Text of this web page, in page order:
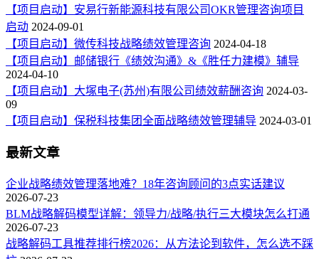
【项目启动】安易行新能源科技有限公司OKR管理咨询项目
启动 2024-09-01
【项目启动】微传科技战略绩效管理咨询 2024-04-18
【项目启动】邮储银行《绩效沟通》&《胜任力建模》辅导
2024-04-10
【项目启动】大塚电子(苏州)有限公司绩效薪酬咨询 2024-03-
09
【项目启动】保税科技集团全面战略绩效管理辅导 2024-03-01
最新文章
企业战略绩效管理落地难？18年咨询顾问的3点实话建议
2026-07-23
BLM战略解码模型详解：领导力/战略/执行三大模块怎么打通
2026-07-23
战略解码工具推荐排行榜2026：从方法论到软件，怎么选不踩